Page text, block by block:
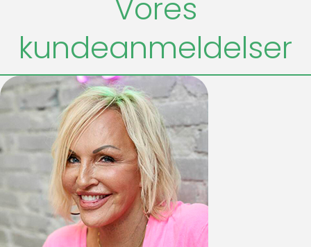
Vores
kundeanmeldelser